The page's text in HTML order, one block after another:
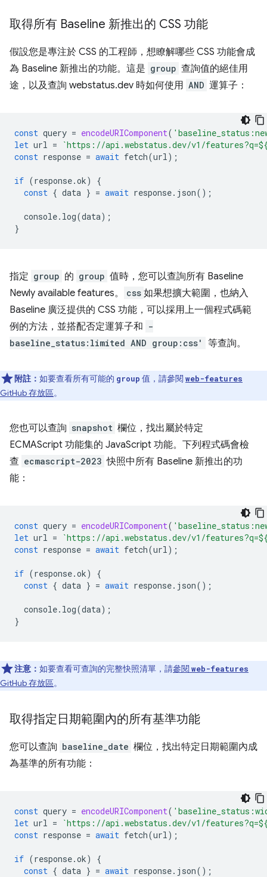
取得所有 Baseline 新推出的 CSS 功能
假設您是專注於 CSS 的工程師，想瞭解哪些 CSS 功能會成
為 Baseline 新推出的功能。這是 group 查詢值的絕佳用
途，以及查詢 webstatus.dev 時如何使用 AND 運算子：
const query = encodeURIComponent(
let url = `https://api.webstatus.dev/v1/features?q=
const response = await fetch(url);
if (response.ok)
{
const { data } = await response. json();
console. log(data);
}
指定 group 的 group 值時，您可以查詢所有 Baseline
Newly available features。
css 如果想擴大範圍，也納入
Baseline 廣泛提供的 CSS 功能，可以採用上一個程式碼範
例的方法，並搭配否定運算子和 -
baseline_status:limited AND group:css'
等查詢。
附註： 如要查看所有可能的 group 值，請參閱 web-features
GitHub 存放區。
您也可以查詢 snapshot 欄位，找出屬於特定
ECMAScript 功能集的 JavaScript 功能。下列程式碼會檢
查 ecmascript-2023 快照中所有 Baseline 新推出的功
能：
const query = encodeURIComponent(
let url = `https://api.webstatus.dev/v1/features?q=
const response = await fetch(url);
if (response.ok)
{
const { data } = await response. json();
console. log(data);
}
注意： 如要查看可查詢的完整快照清單，請參閱 web-features
GitHub 存放區。
取得指定日期範圍內的所有基準功能
您可以查詢 baseline_date 欄位，找出特定日期範圍內成
為基準的所有功能：
const query = encodeURIComponent(
let url = `https://api.webstatus.dev/v1/features?q=
const response = await fetch(url);
if (response.ok)
{
const { data } = await response. json();